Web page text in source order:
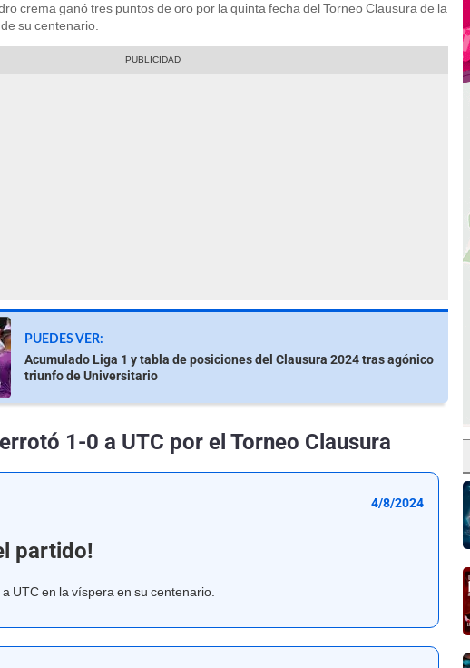
crema ganó tres puntos de oro por la quinta fecha del Torneo Clausura de la
su centenario.
PUEDES VER:
Acumulado Liga 1 y tabla de posiciones del Clausura 2024 tras agónico
triunfo de Universitario
1-0 a UTC por el Torneo Clausura
4/8/2024
partido!
UTC en la víspera en su centenario.